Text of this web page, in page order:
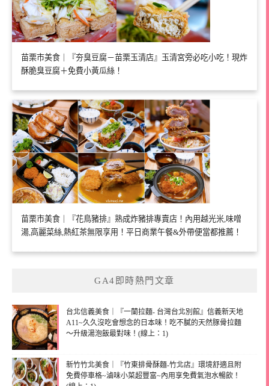
苗栗市美食｜『夯臭豆腐－苗栗玉清店』玉清宮旁必吃小吃！現炸
酥脆臭豆腐＋免費小黃瓜絲！
苗栗市美食｜『花鳥豬排』熟成炸豬排專賣店！內用越光米,味噌
湯,高麗菜絲,熱紅茶無限享用！平日商業午餐&外帶便當都推薦！
GA4即時熱門文章
台北信義美食｜『一蘭拉麵- 台灣台北別館』信義新天地
A11~久久沒吃會想念的日本味！吃不膩的天然豚骨拉麵
～升級湯泡飯最對味！(線上：1)
新竹竹北美食｜『竹東排骨酥麵-竹北店』環境舒適且附
免費停車格~滷味小菜超豐富~內用享免費氣泡水暢飲！